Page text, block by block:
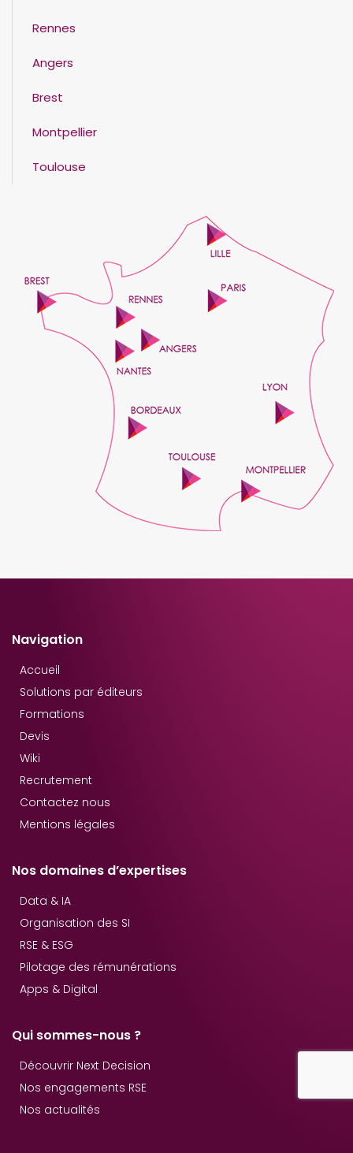
Rennes
Angers
Brest
Montpellier
Toulouse
Navigation
Accueil
Solutions par éditeurs
Formations
Devis
Wiki
Recrutement
Contactez nous
Mentions légales
Nos domaines d’expertises
Data & IA
Organisation des SI
RSE & ESG
Pilotage des rémunérations
Apps & Digital
Qui sommes-nous ?
Découvrir Next Decision
Nos engagements RSE
Nos actualités